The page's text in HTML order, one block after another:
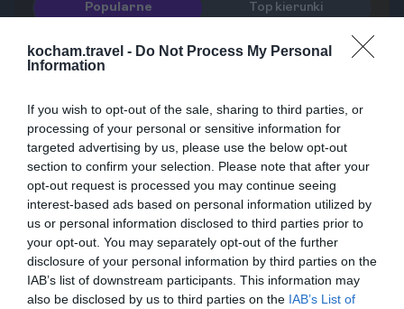
kocham.travel - Do Not Process My Personal
Information
If you wish to opt-out of the sale, sharing to third parties, or
processing of your personal or sensitive information for
targeted advertising by us, please use the below opt-out
section to confirm your selection. Please note that after your
opt-out request is processed you may continue seeing
interest-based ads based on personal information utilized by
us or personal information disclosed to third parties prior to
your opt-out. You may separately opt-out of the further
disclosure of your personal information by third parties on the
IAB’s list of downstream participants. This information may
also be disclosed by us to third parties on the IAB’s List of
Popularne Top kierunki
Tanzania. Zanzibar. Co robić w Paje?
Kitesurfing, obserwacja odpływów i
przyciąga rzesze turystów. Co więcej,
zima to doskonały czas, aby odwiedzić
to miejsce! Ten przewodnik
przedstawia najciekawsze atrakcje,
jakie oferuje Paje: od ekscytującego
kitesurfingu po fascynującą
obserwację odpływów i wizytę w
Jozani Forest.
23.10.2025
3 min
2
Paje: raj dla kitesurferów. Gdzie
złapać najlepszy wiatr na
Zanzibarze?
Odkryj Paje na Zanzibarze, mekkę
miłośników kitesurfingu z całego
świata. Ten kompleksowy przewodnik
zdradzi Ci, dlaczego to właśnie ta
niewielka wioska oferuje idealne warunki
do uprawiania tego sportu, kiedy panują
1 07.03.2026• 11 min
3
Kitesurfing w Paje: Dlaczego to raj
dla początkujących i
zaawansowanych kitesurferów?
Odkryj, dlaczego Paje na Zanzibarze
jest uznawane za jedno z najlepszych